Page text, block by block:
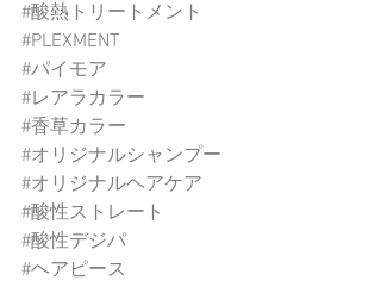
#酸熱トリートメント
#PLEXMENT
#パイモア
#レアラカラー
#香草カラー
#オリジナルシャンプー
#オリジナルヘアケア
#酸性ストレート
#酸性デジパ
#ヘアピース